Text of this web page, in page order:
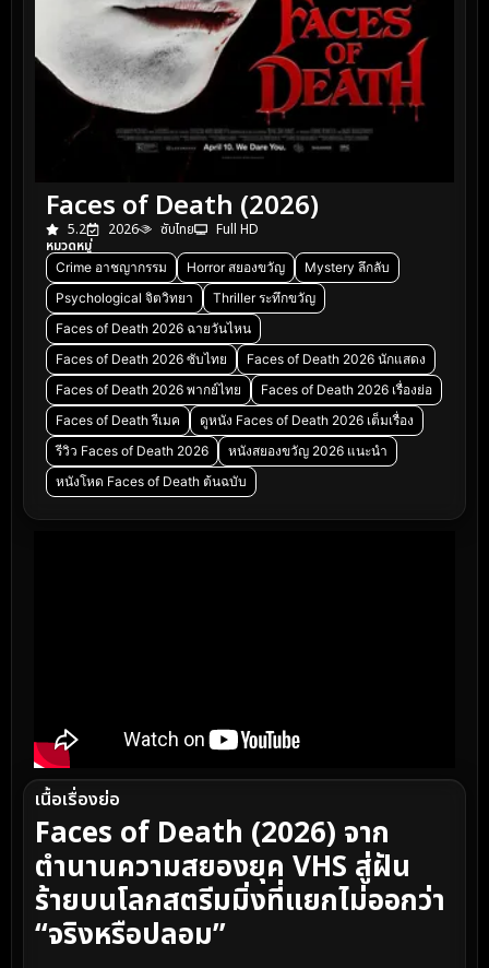
Faces of Death (2026)
5.2 2026 ซับไทย
Full HD
หมวดหมู่
Crime อาชญากรรม Horror สยองขวัญ
Mystery ลึกลับ
Psychological จิตวิทยา
Thriller ระทึกขวัญ
Faces of Death 2026 ฉายวันไหน
Faces of Death 2026 ซับไทย
Faces of Death 2026 นักแสดง
Faces of Death 2026 พากย์ไทย
Faces of Death 2026 เรื่องย่อ
Faces of Death รีเมค
ดูหนัง Faces of Death 2026 เต็มเรื่อง
รีวิว Faces of Death 2026
หนังสยองขวัญ 2026 แนะนำ
หนังโหด Faces of Death ต้นฉบับ
เนื้อเรื่องย่อ
Faces of Death (2026) จาก
ตำนานความสยองยุค VHS สู่ฝัน
ร้ายบนโลกสตรีมมิ่งที่แยกไม่ออกว่า
“จริงหรือปลอม”